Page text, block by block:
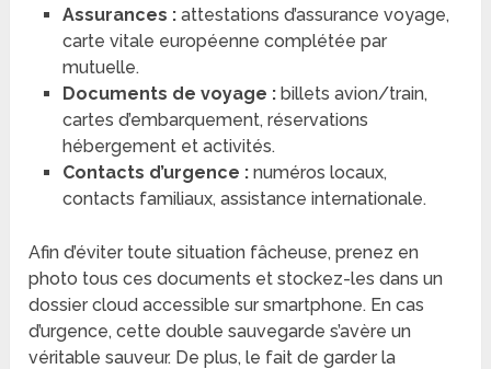
Assurances :attestations d’assurance voyage,
carte vitale européenne complétée par
mutuelle.
Documents de voyage :billets avion/train,
cartes d’embarquement, réservations
hébergement et activités.
Contacts d’urgence :numéros locaux,
contacts familiaux, assistance internationale.
Afin d’éviter toute situation fâcheuse, prenez en
photo tous ces documents et stockez-les dans un
dossier cloud accessible sur smartphone. En cas
d’urgence, cette double sauvegarde s’avère un
véritable sauveur. De plus, le fait de garder la